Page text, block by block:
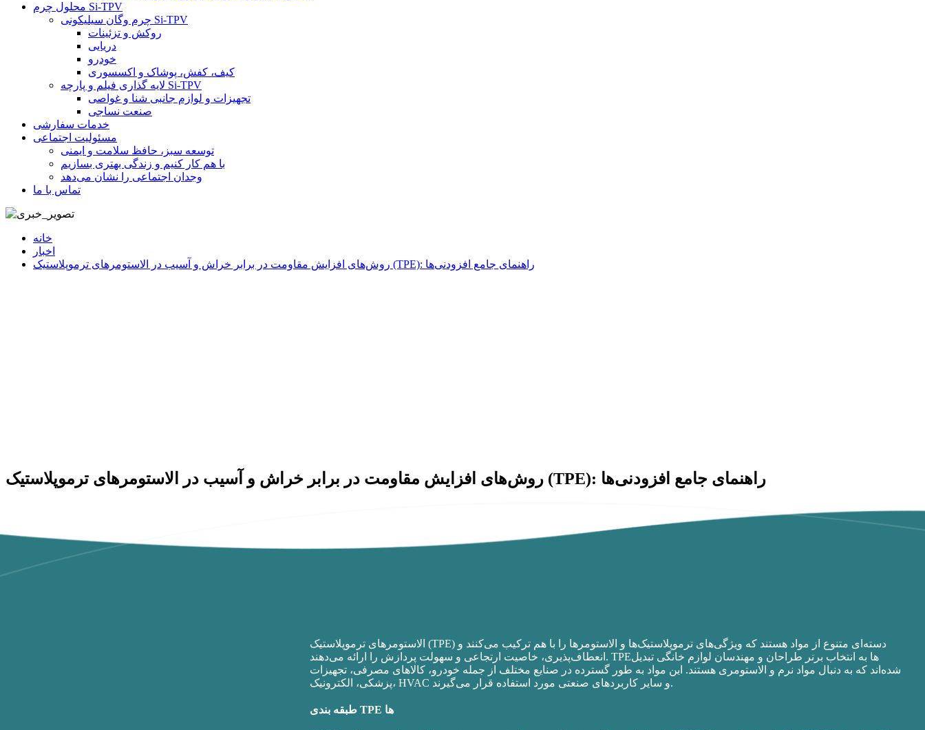
محلول چرم Si-TPV
چرم وگان سیلیکونی Si-TPV
روکش و تزئینات
دریایی
خودرو
کیف، کفش، پوشاک و اکسسوری
لایه گذاری فیلم و پارچه Si-TPV
تجهیزات و لوازم جانبی شنا و غواصی
صنعت نساجی
خدمات سفارشی
مسئولیت اجتماعی
توسعه سبز، حافظ سلامت و ایمنی
با هم کار کنیم و زندگی بهتری بسازیم
وجدان اجتماعی را نشان می‌دهد
تماس با ما
خانه
اخبار
روش‌های افزایش مقاومت در برابر خراش و آسیب در الاستومرهای ترموپلاستیک (TPE): راهنمای جامع افزودنی‌ها
روش‌های افزایش مقاومت در برابر خراش و آسیب در الاستومرهای ترموپلاستیک (TPE): راهنمای جامع افزودنی‌ها
الاستومرهای ترموپلاستیک (TPE) دسته‌ای متنوع از مواد هستند که ویژگی‌های ترموپلاستیک‌ها و الاستومرها را با هم ترکیب می‌کنند و
انعطاف‌پذیری، خاصیت ارتجاعی و سهولت پردازش را ارائه می‌دهند. TPEها به انتخاب برتر طراحان و مهندسان لوازم خانگی تبدیل
شده‌اند که به دنبال مواد نرم و الاستومری هستند. این مواد به طور گسترده در صنایع مختلف از جمله خودرو، کالاهای مصرفی، تجهیزات
پزشکی، الکترونیک، HVAC و سایر کاربردهای صنعتی مورد استفاده قرار می‌گیرند.
طبقه بندی TPE ها